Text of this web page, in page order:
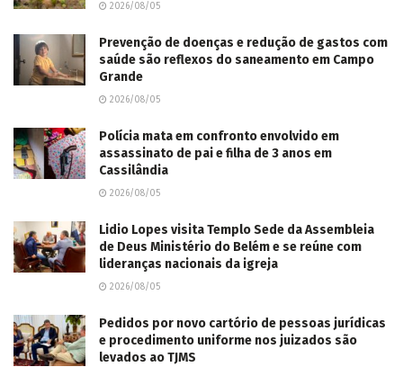
2026/08/05
Prevenção de doenças e redução de gastos com
saúde são reflexos do saneamento em Campo
Grande
2026/08/05
Polícia mata em confronto envolvido em
assassinato de pai e filha de 3 anos em
Cassilândia
2026/08/05
Lidio Lopes visita Templo Sede da Assembleia
de Deus Ministério do Belém e se reúne com
lideranças nacionais da igreja
2026/08/05
Pedidos por novo cartório de pessoas jurídicas
e procedimento uniforme nos juizados são
levados ao TJMS